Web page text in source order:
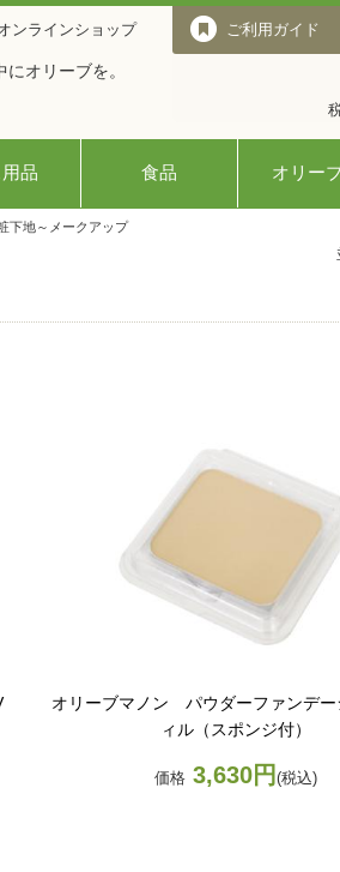
ンラインショップ
オリーブを。
ご利用ガイド
品 食品 オリー
下地～メークアップ
オリーブマノン パウダーファンデー
ィル（スポンジ付）
価格 3,630円(税込)